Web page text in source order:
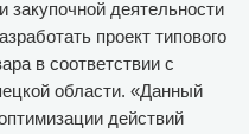
закупочной деятельности
проект типового
в соответствии с
области. «Данный
действий